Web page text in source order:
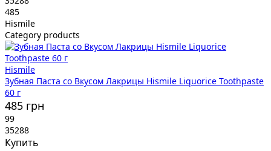
485
Hismile
Category products
Hismile
Зубная Паста со Вкусом Лакрицы Hismile Liquorice Toothpaste
60 г
485 грн
99
35288
Купить